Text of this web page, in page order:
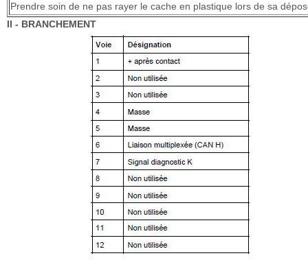
Prendre soin de ne pas rayer le cache en plastique lors de sa
II - BRANCHEMENT